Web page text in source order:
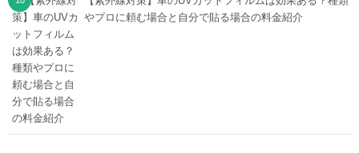
やプロに頼む場合と自分で貼る場合の料金紹介